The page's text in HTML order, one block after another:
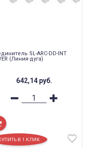
SL-ARC-DD-INT
(Линия-дуга)
642,14 руб.